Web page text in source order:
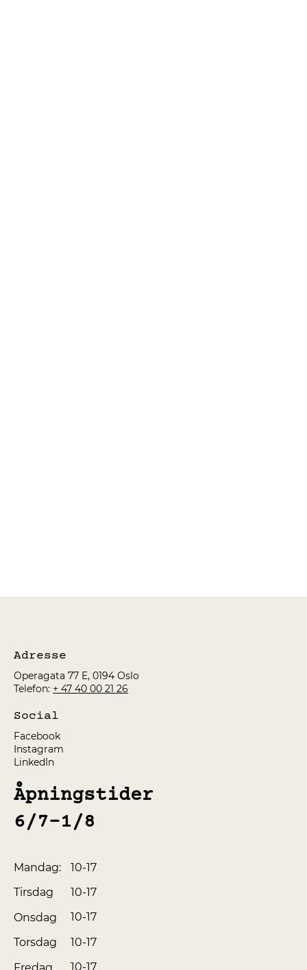
Operagata 77 E, 0194 Oslo
Telefon: + 47 40 00 21 26
Adresse
Facebook
Instagram
LinkedIn
Social
Åpningstider
6/7-1/8
Mandag:
Tirsdag
Onsdag
Torsdag
Fredag
10-17
10-17
10-17
10-17
10-17